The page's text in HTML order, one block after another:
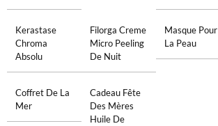
Kerastase
Chroma
Absolu
Filorga Creme
Micro Peeling
De Nuit
Masque Pour
La Peau
Coffret De La
Mer
Cadeau Fête
Des Mères
Huile De